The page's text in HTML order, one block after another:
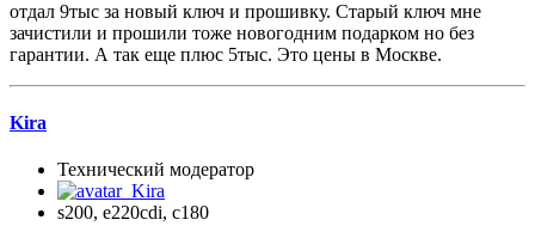
отдал 9тыс за новый ключ и прошивку. Старый ключ мне
зачистили и прошили тоже новогодним подарком но без
гарантии. А так еще плюс 5тыс. Это цены в Москве.
Kira
Технический модератор
s200, е220cdi, с180